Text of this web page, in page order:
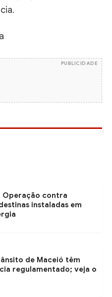
PUBLICIDADE
Operação contra
instaladas em
de Maceió têm
regulamentado; veja o